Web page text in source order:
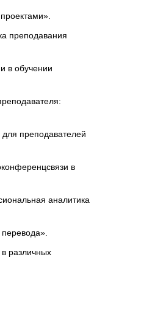
преподавания
в обучении
преподавателей
в
аналитика
различных